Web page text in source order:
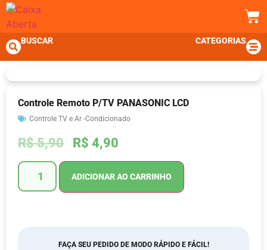
BUSCAR CATEGORIAS
Controle Remoto P/TV PANASONIC LCD
Controle TV e Ar -Condicionado
R$5,90 R$ 4,90
ADICIONAR AO CARRINHO
FAÇA SEU PEDIDO DE MODO RÁPIDO E FÁCIL!